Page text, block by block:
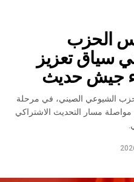
لتأسيس الحزب
سياق تعزيز
جيش حديث
105 لتأسيس الحزب الشيوعي الصيني، في مرحلة
مسار التحديث الاشتراكي